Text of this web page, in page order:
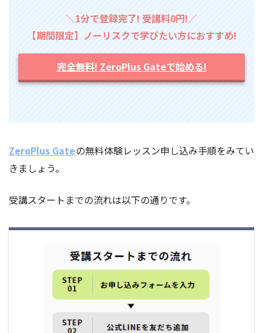
＼1分で登録完了! 受講料0円!／
【期間限定】ノーリスクで学びたい方におすすめ!
完全無料! ZeroPlus Gateで始める!
ZeroPlus Gateの無料体験レッスン申し込み手順をみてい
きましょう。
受講スタートまでの流れは以下の通りです。